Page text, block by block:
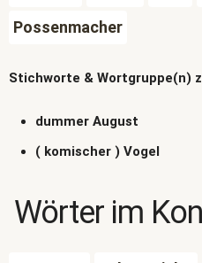
Possenmacher
Stichworte & Wortgruppe(n)
dummer August
( komischer ) Vogel
Wörter im